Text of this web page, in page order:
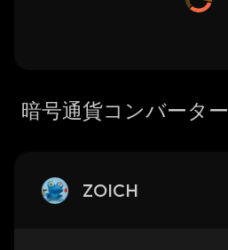
暗号通貨コンバーター
ZOICH